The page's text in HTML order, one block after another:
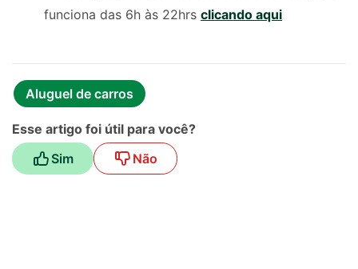
funciona das 6h às 22hrs clicando aqui
Esse artigo foi útil para você?
Sim
Não
Aluguel de carros